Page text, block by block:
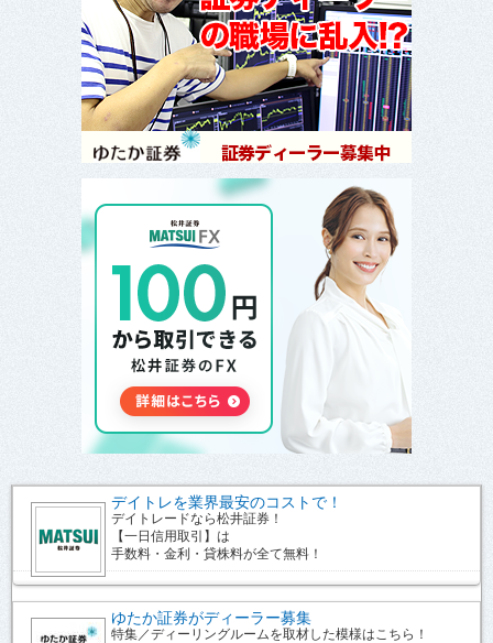
デイトレを業界最安のコストで！
デイトレードなら松井証券！
【一日信用取引】は
手数料・金利・貸株料が全て無料！
ゆたか証券がディーラー募集
特集／ディーリングルームを取材した模様はこちら！